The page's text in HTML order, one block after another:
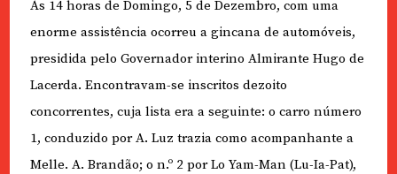
Às 14 horas de Domingo, 5 de Dezembro, com uma
enorme assistência ocorreu a gincana de automóveis,
presidida pelo Governador interino Almirante Hugo de
Lacerda. Encontravam-se inscritos dezoito
concorrentes, cuja lista era a seguinte: o carro número
1, conduzido por A. Luz trazia como acompanhante a
Melle. A. Brandão; o n.º 2 por Lo Yam-Man (Lu-Ia-Pat),